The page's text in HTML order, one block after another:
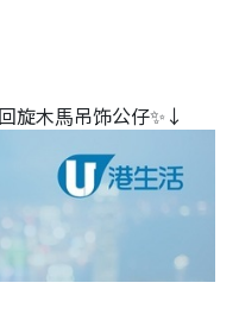
旋木⾺吊饰公仔✨↓